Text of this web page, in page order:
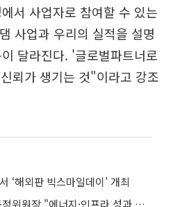
서 사업자로 참여할 수 있는
사업과 우리의 실적을 설명
달라진다. '글로벌파트너로
뢰가 생기는 것"이라고 강조
‘해외판 빅스마일데이’ 개최
필리핀 진출기업 만난 공정위원장 "에너지·인프라 성과 내도록 가교 역할"